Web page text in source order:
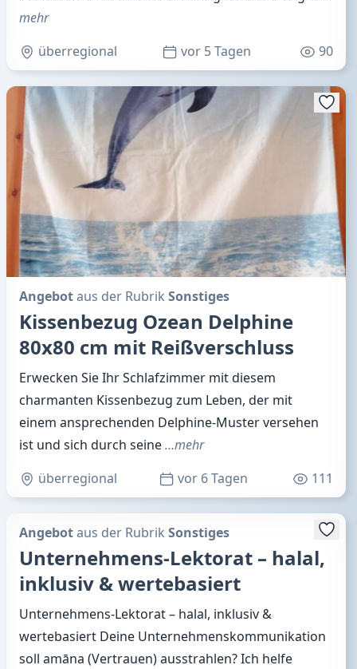
mehr
überregional
vor 5 Tagen 90
Angebotaus der Rubrik Sonstiges
Kissenbezug Ozean Delphine
80x80 cm mit Reißverschluss
Erwecken Sie Ihr Schlafzimmer mit diesem
charmanten Kissenbezug zum Leben, der mit
einem ansprechenden Delphine-Muster versehen
ist und sich durch seine…mehr
überregional
vor 6 Tagen 111
Angebotaus der Rubrik Sonstiges
Unternehmens‑Lektorat – halal,
inklusiv & wertebasiert
Unternehmens‑Lektorat – halal, inklusiv &
wertebasiert Deine Unternehmenskommunikation
soll amāna (Vertrauen) ausstrahlen? Ich helfe